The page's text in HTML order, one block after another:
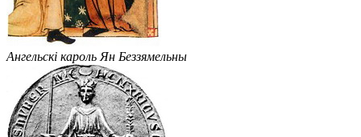
Ангельскі кароль Ян Беззямельны